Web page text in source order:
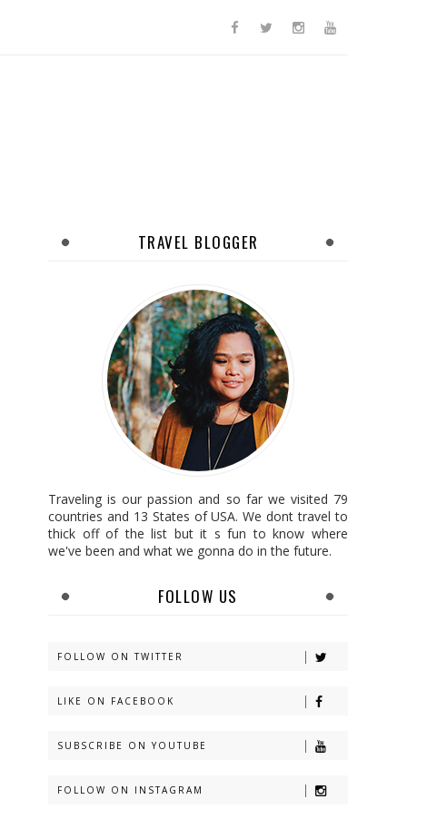
TRAVEL BLOGGER
Traveling is our passion and so far we visited 79
countries and 13 States of USA. We dont travel to
thick off of the list but it s fun to know where
we've been and what we gonna do in the future.
FOLLOW US
FOLLOW ON TWITTER
LIKE ON FACEBOOK
SUBSCRIBE ON YOUTUBE
FOLLOW ON INSTAGRAM